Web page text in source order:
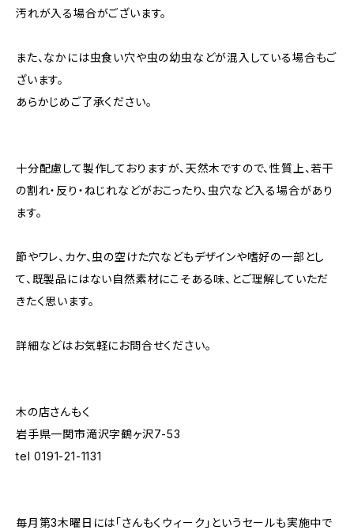
汚れが入る場合がございます。
また、なかには虫食い穴や虫の幼虫などが混入している場合もご
ざいます。
あらかじめご了承ください。
十分配慮して製作しておりますが、天然木ですので、性質上、若干
の割れ・反り・ねじれなどがおこったり、虫穴など入る場合があり
ます。
節やワレ、カケ、虫の空けた穴などもデザインや嗜好の一部とし
て、既製品にはない自然素材にこそある味、とご理解していただ
きたく思います。
詳細などはお気軽にお問合せください。
木の店さんもく
岩手県一関市滝沢字鶴ヶ沢7-53
tel 0191-21-1131
毎月第3木曜日には「さんもくウィーク」というセールも実施中で